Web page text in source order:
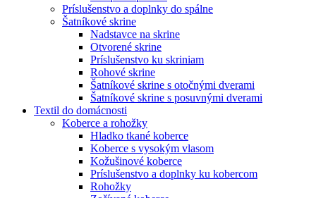
Príslušenstvo a doplnky do spálne
Šatníkové skrine
Nadstavce na skrine
Otvorené skrine
Príslušenstvo ku skriniam
Rohové skrine
Šatníkové skrine s otočnými dverami
Šatníkové skrine s posuvnými dverami
Textil do domácnosti
Koberce a rohožky
Hladko tkané koberce
Koberce s vysokým vlasom
Kožušinové koberce
Príslušenstvo a doplnky ku kobercom
Rohožky